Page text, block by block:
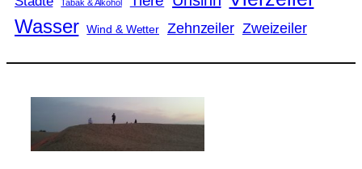
Tabak & Alkohol
Wasser Wind & Wetter Zehnzeiler Zweizeiler